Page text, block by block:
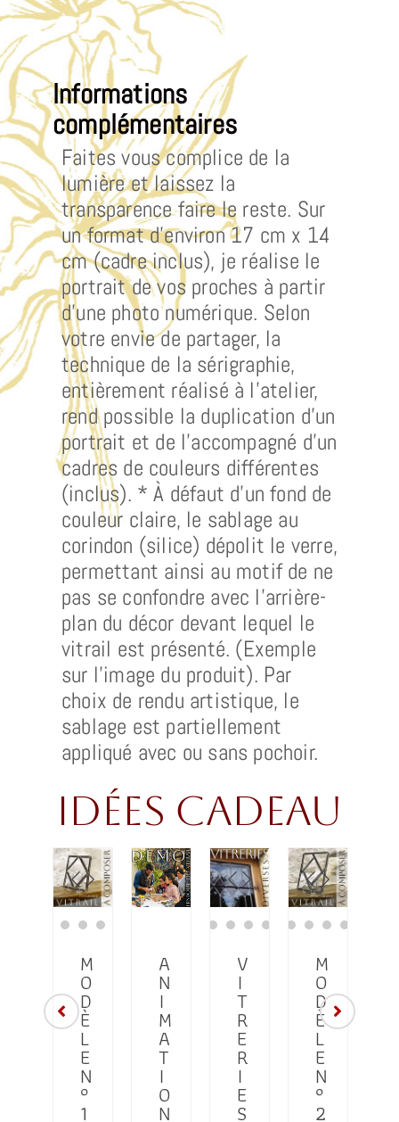
Informations
complémentaires
Faites vous complice de la
lumière et laissez la
transparence faire le reste. Sur
un format d’environ 17 cm x 14
cm (cadre inclus), je réalise le
portrait de vos proches à partir
d’une photo numérique. Selon
votre envie de partager, la
technique de la sérigraphie,
entièrement réalisé à l’atelier,
rend possible la duplication d’un
portrait et de l’accompagné d’un
cadres de couleurs différentes
(inclus). * À défaut d’un fond de
couleur claire, le sablage au
corindon (silice) dépolit le verre,
permettant ainsi au motif de ne
pas se confondre avec l’arrière-
plan du décor devant lequel le
vitrail est présenté. (Exemple
sur l’image du produit). Par
choix de rendu artistique, le
sablage est partiellement
appliqué avec ou sans pochoir.
idées cadeau
M
O
D
È
L
E
N
°
1
A
N
I
M
A
T
I
O
N
V
I
T
R
E
R
I
E
S
M
O
D
È
L
E
N
°
2